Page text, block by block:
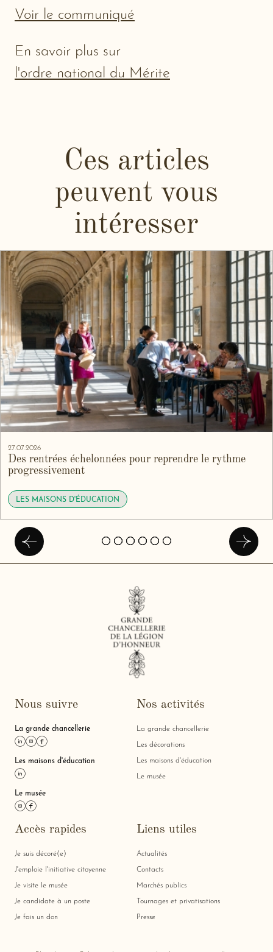
Voir le communiqué
En savoir plus sur
l'ordre national du Mérite
Ces articles
peuvent vous
intéresser
27.07.2026
Des rentrées échelonnées pour reprendre le rythme
progressivement
LES MAISONS D'ÉDUCATION
Précédent
Nous suivre
La grande chancellerie
Lien linkedin
Lien instagram
Les maisons d'éducation
Le musée
Lien instagram
Nos activités
La grande chancellerie
Les décorations
Les maisons d'éducation
Le musée
Accès rapides
Je suis décoré(e)
J'emploie l'initiative citoyenne
Je visite le musée
Je candidate à un poste
Je fais un don
Liens utiles
Actualités
Contacts
Marchés publics
Tournages et privatisations
Presse